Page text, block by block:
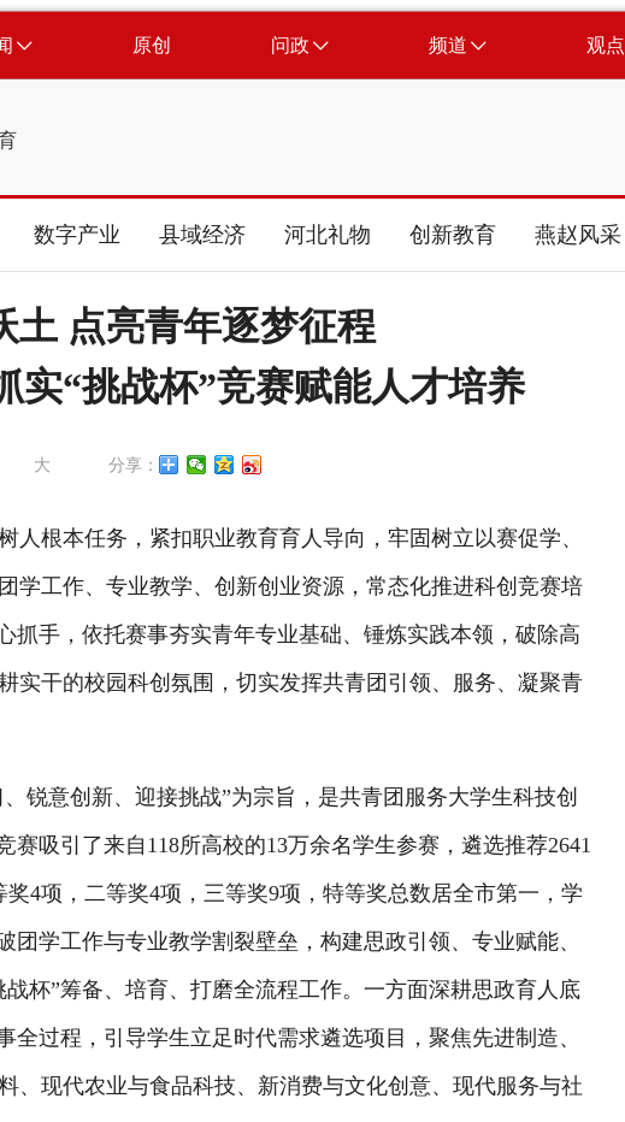
原创 问政 频道 观点
数字产业 县域经济 河北礼物 创新教育 燕赵风采
土 点亮青年逐梦征程
“挑战杯”竞赛赋能人才培养
大 分享：
根本任务，紧扣职业教育育人导向，牢固树立以赛促学、
学工作、专业教学、创新创业资源，常态化推进科创竞赛培
抓手，依托赛事夯实青年专业基础、锤炼实践本领，破除高
实干的校园科创氛围，切实发挥共青团引领、服务、凝聚青
锐意创新、迎接挑战”为宗旨，是共青团服务大学生科技创
赛吸引了来自118所高校的13万余名学生参赛，遴选推荐2641
奖4项，二等奖4项，三等奖9项，特等奖总数居全市第一，学
团学工作与专业教学割裂壁垒，构建思政引领、专业赋能、
战杯”筹备、培育、打磨全流程工作。一方面深耕思政育人底
全过程，引导学生立足时代需求遴选项目，聚焦先进制造、
、现代农业与食品科技、新消费与文化创意、现代服务与社